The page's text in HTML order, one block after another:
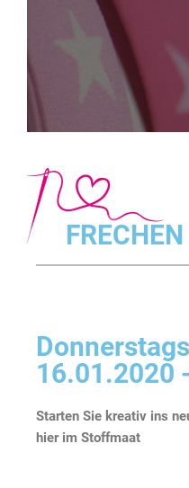
FRECHEN
16.01.2020
Starten Sie kreativ ins
hier im Stoffmaat